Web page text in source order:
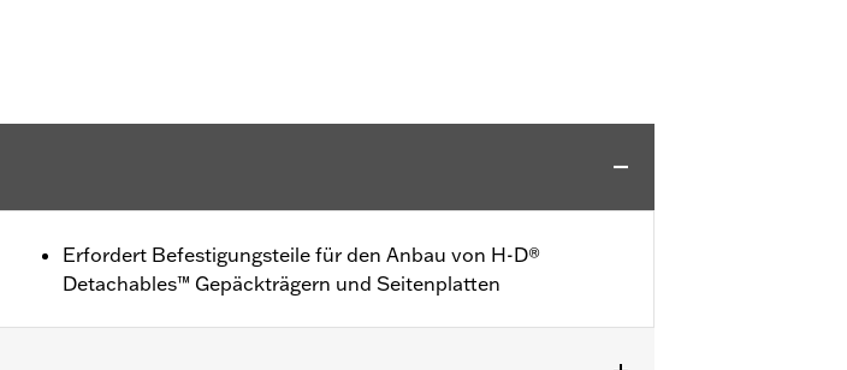
Erfordert Befestigungsteile für den Anbau von H-D®
Detachables™ Gepäckträgern und Seitenplatten